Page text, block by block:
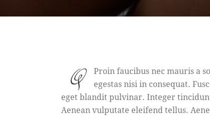
Q
Proin faucibus nec mauris a
egestas nisi in consequat.
eget blandit pulvinar. Integer
Aenean vulputate eleifend tellus.